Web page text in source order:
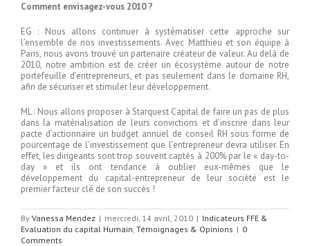
Comment envisagez-vous 2010 ?
EG : Nous allons continuer à systématiser cette approche sur
l’ensemble de nos investissements. Avec Matthieu et son équipe à
Paris, nous avons trouvé un partenaire créateur de valeur. Au delà de
2010, notre ambition est de créer un écosystème autour de notre
portefeuille d’entrepreneurs, et pas seulement dans le domaine RH,
afin de sécuriser et stimuler leur développement.
ML : Nous allons proposer à Starquest Capital de faire un pas de plus
dans la matérialisation de leurs convictions et d’inscrire dans leur
pacte d’actionnaire un budget annuel de conseil RH sous forme de
pourcentage de l’investissement que l’entrepreneur devra utiliser. En
effet, les dirigeants sont trop souvent captés à 200% par le « day-to-
day » et ils ont tendance à oublier eux-mêmes que le
développement du capital-entrepreneur de leur société est le
premier facteur clé de son succès !
By Vanessa Mendez | mercredi, 14 avril, 2010 | Indicateurs FFE &
Evaluation du capital Humain, Témoignages & Opinions | 0
Comments